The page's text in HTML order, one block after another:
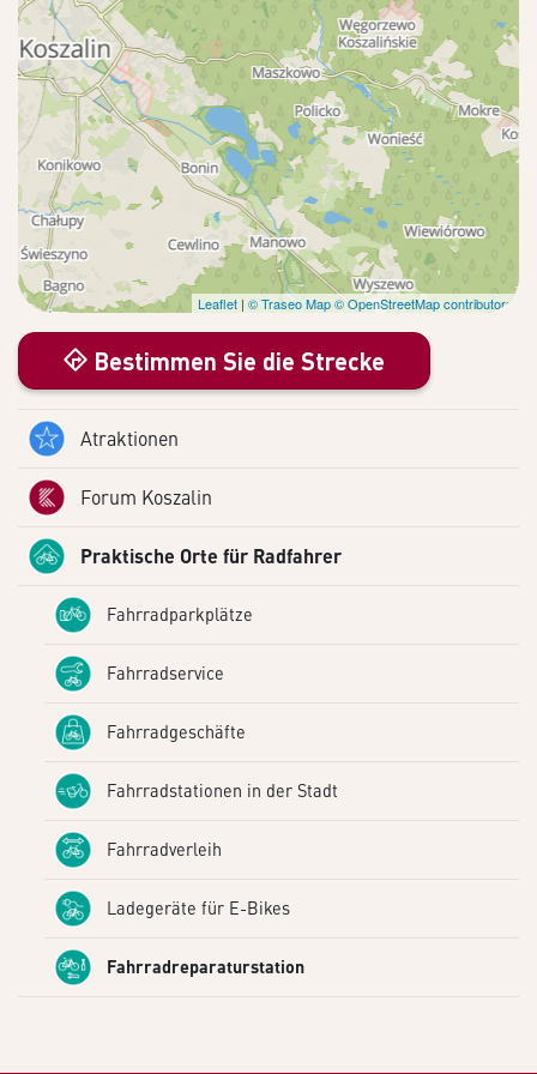
Leaflet | © Traseo Map© OpenStreetMap contributors
Bestimmen Sie die Strecke
Atraktionen
Forum Koszalin
Praktische Orte für Radfahrer
Fahrradparkplätze
Fahrradservice
Fahrradgeschäfte
Fahrradstationen in der Stadt
Fahrradverleih
Ladegeräte für E-Bikes
Fahrradreparaturstation